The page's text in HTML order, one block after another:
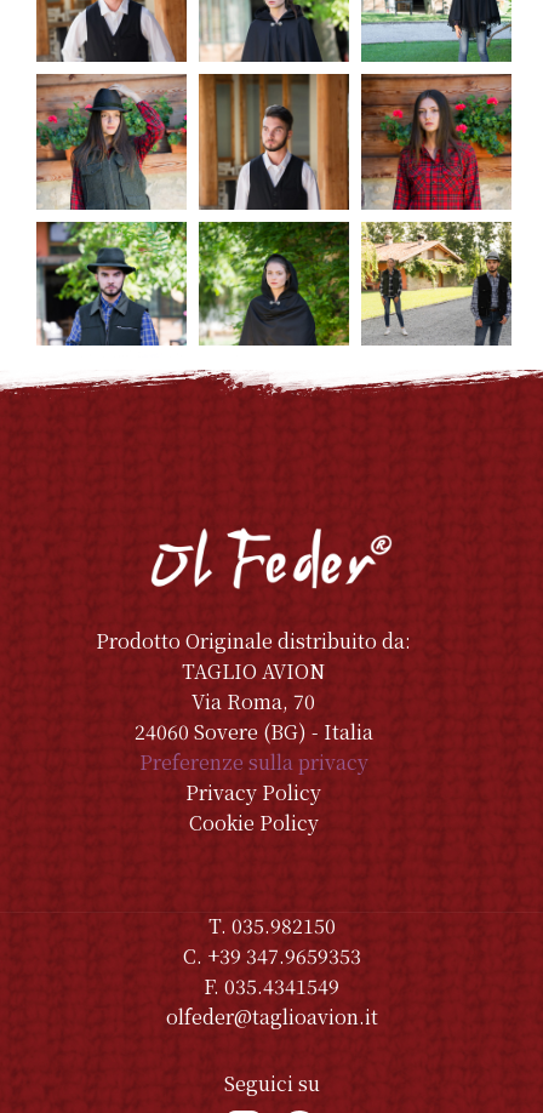
Prodotto Originale distribuito da:
TAGLIO AVION
Via Roma, 70
24060 Sovere (BG) - Italia
Preferenze sulla privacy
Privacy Policy
Cookie Policy
T. 035.982150
C. +39 347.9659353
F. 035.4341549
olfeder@taglioavion.it
Seguici su